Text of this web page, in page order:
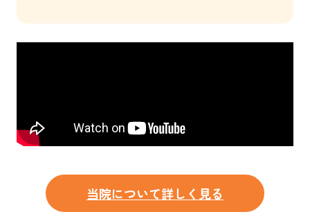
当院について詳しく見る